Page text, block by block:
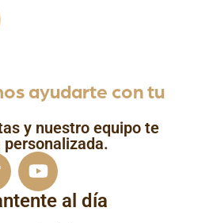
ayudarte con tu
y nuestro equipo te
al día